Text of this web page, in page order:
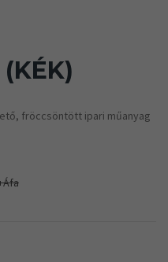
fröccsöntött ipari műanyag